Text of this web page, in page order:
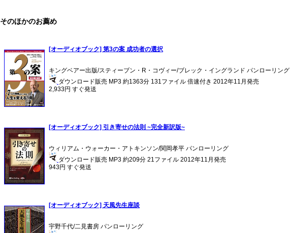
そのほかのお薦め
[オーディオブック] 第3の案 成功者の選択
キングベアー出版/スティーブン・R・コヴィー/ブレック・イングランド パンローリング
ダウンロード販売 MP3 約1363分 131ファイル 倍速付き 2012年11月発売
2,933円 すぐ発送
[オーディオブック] 引き寄せの法則 ~完全新訳版~
ウィリアム・ウォーカー・アトキンソン/関岡孝平 パンローリング
ダウンロード販売 MP3 約209分 21ファイル 2012年11月発売
943円 すぐ発送
[オーディオブック] 天風先生座談
宇野千代/二見書房 パンローリング